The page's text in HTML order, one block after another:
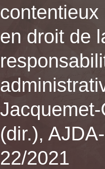
contentieux
en droit de
(dir.),
22/2021